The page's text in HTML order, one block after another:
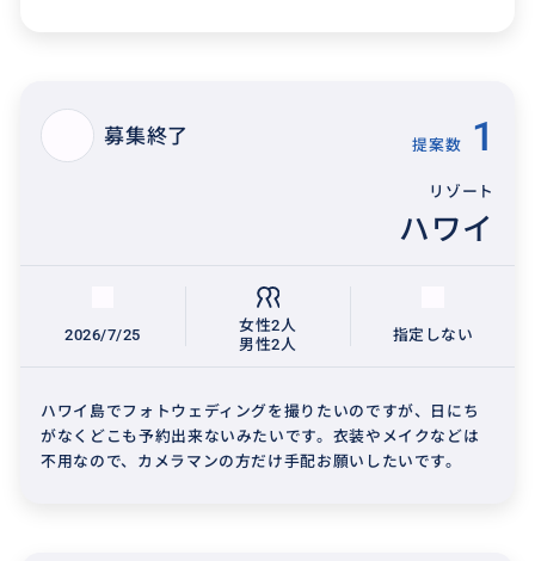
募集終了 提案数 1
リゾート
ハワイ
2026/7/25
女性2人
男性2人
指定しない
ハワイ島でフォトウェディングを撮りたいのですが、日にち
がなくどこも予約出来ないみたいです。衣装やメイクなどは
不用なので、カメラマンの方だけ手配お願いしたいです。